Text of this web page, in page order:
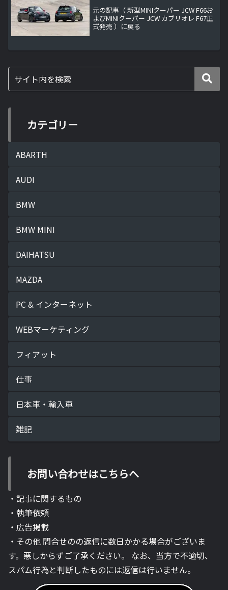
元の記事（ 新型MINIクーパー JCW F66お
よびMINIクーパー JCW カブリオレ F67正
式発売 ）に戻る
カテゴリー
ABARTH
AUDI
BMW
BMW MINI
DAIHATSU
MAZDA
PC & インターネット
WEBマーケティング
フィアット
仕事
日本車・輸入車
雑記
お問い合わせはこちらへ
・記事に関するもの
・執筆依頼
・広告掲載
・その他 問合せのの返信に数日かかる場合がございま
す。悪しからずご了承ください。 なお、当方で不適切、
スパム行為と判断したものには返信は行いません。